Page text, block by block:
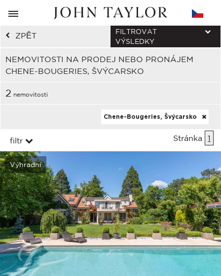
ZPĚT
NEMOVITOSTI NA PRODEJ NEBO PRONÁJEM
CHENE-BOUGERIES, ŠVÝCARSKO
FILTROVAT
VÝSLEDKY
2 nemovitosti
Chene-Bougeries, Švýcarsko
filtr Stránka 1
Výhradní